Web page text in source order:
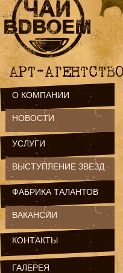
О КОМПАНИИ
НОВОСТИ
УСЛУГИ
ВЫСТУПЛЕНИЕ ЗВЕЗД
ФАБРИКА ТАЛАНТОВ
ВАКАНСИИ
КОНТАКТЫ
ГАЛЕРЕЯ